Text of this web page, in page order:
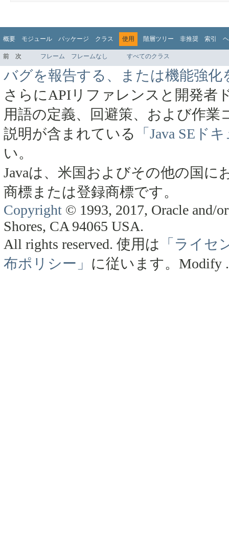
概要 モジュール パッケージ クラス 使用 階層ツリー 非推奨 索引
前 次 フレーム フレームなし すべてのクラス
バグを報告する、または機能強化
さらにAPIリファレンスと開発者
用語の定義、回避策、および作
説明が含まれている
「Java SEド
い。
Javaは、米国およびその他の国に
商標または登録商標です。
Copyright © 1993, 2017, Oracle and/
Shores, CA 94065 USA.
All rights reserved. 使用は 「ライセ
布ポリシー」 に従います。 Modify